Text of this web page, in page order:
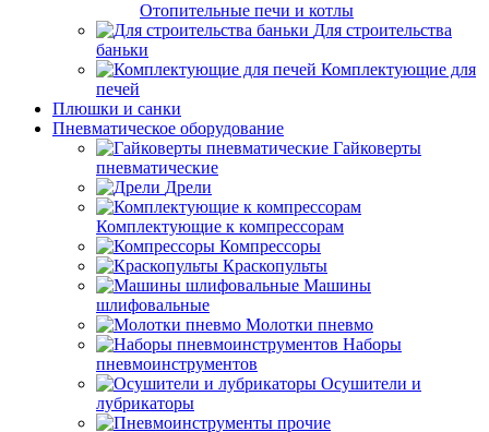
Отопительные печи и котлы
Для строительства
баньки
Комплектующие для
печей
Плюшки и санки
Пневматическое оборудование
Гайковерты
пневматические
Дрели
Комплектующие к компрессорам
Компрессоры
Краскопульты
Машины
шлифовальные
Молотки пневмо
Наборы
пневмоинструментов
Осушители и
лубрикаторы